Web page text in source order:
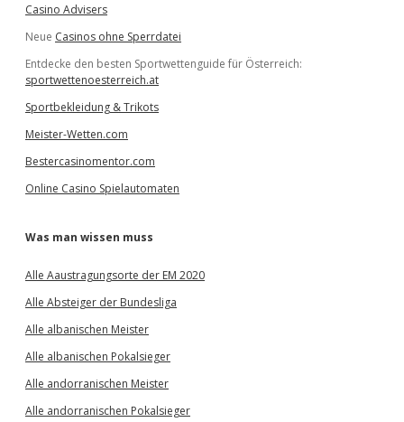
Casino Advisers
Neue Casinos ohne Sperrdatei
Entdecke den besten Sportwettenguide für Österreich:
sportwettenoesterreich.at
Sportbekleidung & Trikots
Meister-Wetten.com
Bestercasinomentor.com
Online Casino Spielautomaten
Was man wissen muss
Alle Aaustragungsorte der EM 2020
Alle Absteiger der Bundesliga
Alle albanischen Meister
Alle albanischen Pokalsieger
Alle andorranischen Meister
Alle andorranischen Pokalsieger